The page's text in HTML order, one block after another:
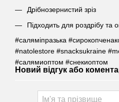
Дрібнозернистий зріз
Підходить для роздрібу та
#саляміпразька
#natolestore #snacksukraine
#салямиоптом #снекиоптом
Новий відгук або